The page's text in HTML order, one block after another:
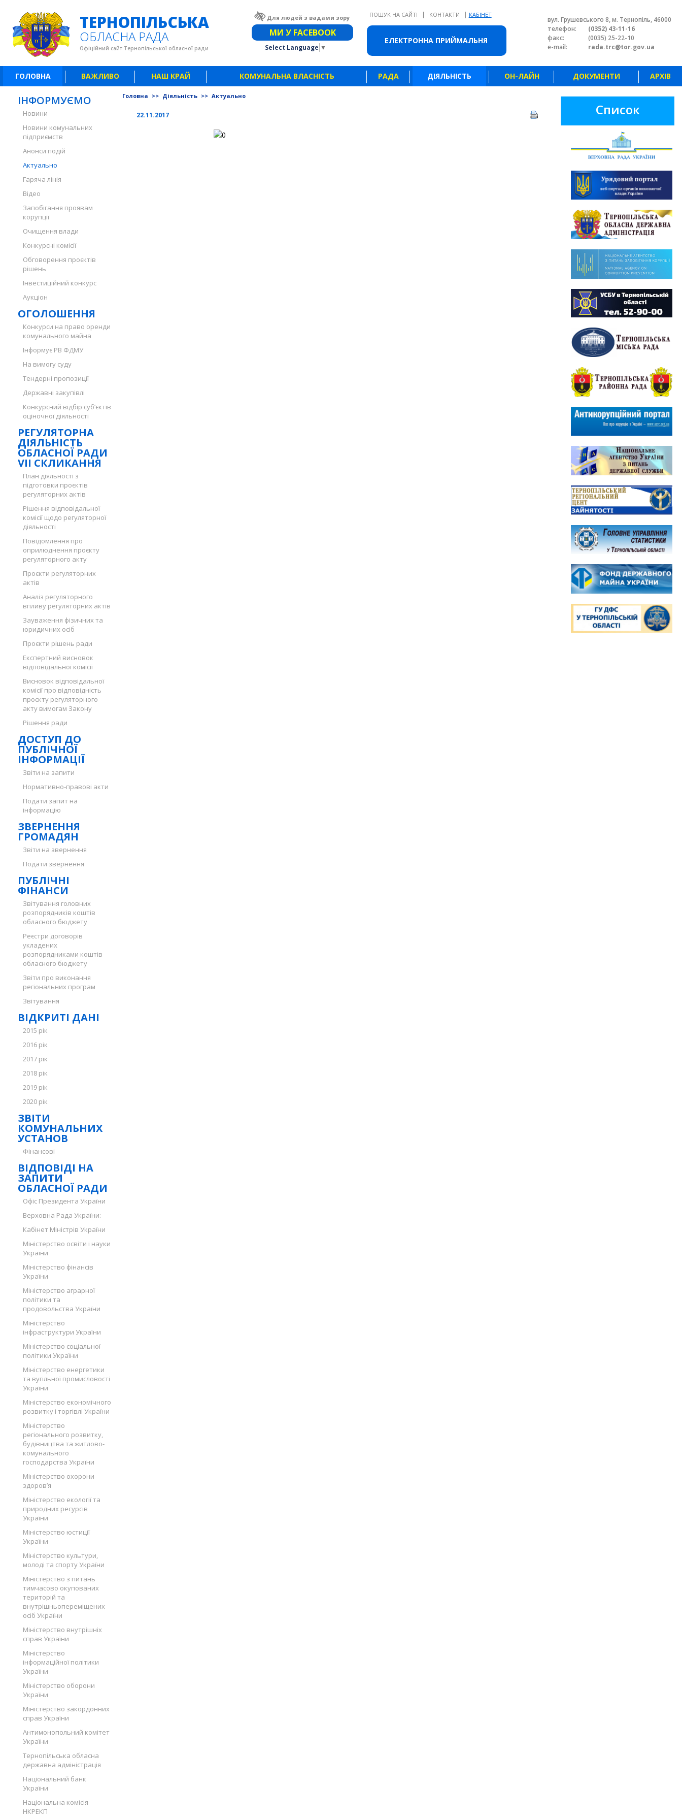
ЕЛЕКТРОННА ПРИЙМАЛЬНЯ
ТЕРНОПІЛЬСЬКА
ОБЛАСНА РАДА
Офіційний сайт Тернопільської обласної ради
Для людей з вадами зору Звичайна версія сайту
МИ У FACEBOOK
Select Language ▼
ПОШУК НА САЙТІ | КОНТАКТИ | КАБІНЕТ
вул. Грушевського 8, м. Тернопіль, 46000
телефон:
(0352) 43-11-16
факс:
(0035) 25-22-10
e-mail:
rada.trc@tor.gov.ua
ГОЛОВНА ВАЖЛИВО НАШ КРАЙ КОМУНАЛЬНА ВЛАСНІСТЬ РАДА ДІЯЛЬНІСТЬ ОН-ЛАЙН ДОКУМЕНТИ АРХІВ
ІНФОРМУЄМО
Новини
Новини комунальних
підприємств
Анонси подій
Актуально
Гаряча лінія
Відео
Запобігання проявам
корупції
Очищення влади
Конкурсні комісії
Обговорення проєктів
рішень
Інвестиційний конкурс
Аукціон
ОГОЛОШЕННЯ
Конкурси на право оренди
комунального майна
Інформує РВ ФДМУ
На вимогу суду
Тендерні пропозиції
Державні закупівлі
Конкурсний відбір суб’єктів
оціночної діяльності
РЕГУЛЯТОРНА
ДІЯЛЬНІСТЬ
ОБЛАСНОЇ РАДИ
VII СКЛИКАННЯ
План діяльності з
підготовки проєктів
регуляторних актів
Рішення відповідальної
комісії щодо регуляторної
діяльності
Повідомлення про
оприлюднення проєкту
регуляторного акту
Проєкти регуляторних
актів
Аналіз регуляторного
впливу регуляторних актів
Зауваження фізичних та
юридичних осіб
Проєкти рішень ради
Експертний висновок
відповідальної комісії
Висновок відповідальної
комісії про відповідність
проєкту регуляторного
акту вимогам Закону
Рішення ради
ДОСТУП ДО
ПУБЛІЧНОЇ
ІНФОРМАЦІЇ
Звіти на запити
Нормативно-правові акти
Подати запит на
інформацію
ЗВЕРНЕННЯ
ГРОМАДЯН
Звіти на звернення
Подати звернення
ПУБЛІЧНІ
ФІНАНСИ
Звітування головних
розпорядників коштів
обласного бюджету
Реєстри договорів
укладених
розпорядниками коштів
обласного бюджету
Звіти про виконання
регіональних програм
Звітування
ВІДКРИТІ ДАНІ
2015 рік
2016 рік
2017 рік
2018 рік
2019 рік
2020 рік
ЗВІТИ
КОМУНАЛЬНИХ
УСТАНОВ
Фінансові
ВІДПОВІДІ НА
ЗАПИТИ
ОБЛАСНОЇ РАДИ
Офіс Президента України
Верховна Рада України:
Кабінет Міністрів України
Міністерство освіти і науки
України
Міністерство фінансів
України
Міністерство аграрної
політики та
продовольства України
Міністерство
інфраструктури України
Міністерство соціальної
політики України
Міністерство енергетики
та вугільної промисловості
України
Міністерство економічного
розвитку і торгівлі України
Міністерство
регіонального розвитку,
будівництва та житлово-
комунального
господарства України
Міністерство охорони
здоров’я
Міністерство екології та
природних ресурсів
України
Міністерство юстиції
України
Міністерство культури,
молоді та спорту України
Міністерство з питань
тимчасово окупованих
територій та
внутрішньопереміщених
осіб України
Міністерство внутрішніх
справ України
Міністерство
інформаційної політики
України
Міністерство оборони
України
Міністерство закордонних
справ України
Антимонопольний комітет
України
Тернопільська обласна
державна адміністрація
Національний банк
України
Національна комісія
НКРЕКП
Головна >> Діяльність >> Актуально
22.11.2017 Список